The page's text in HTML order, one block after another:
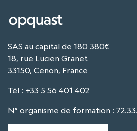
SAS au capital de 180 380€
18, rue Lucien Granet
33150, Cenon, France
Tél : +33 5 56 401 402
N° organisme de formation :